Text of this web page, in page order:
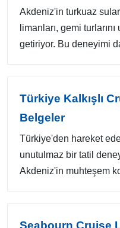
Akdeniz'in turkuaz
limanları, gemi
getiriyor. Bu deneyimi
Türkiye Kalkışlı
Belgeler
Türkiye'den hareket
unutulmaz bir tatil
Akdeniz'in muhteşem
Seabourn Cruise